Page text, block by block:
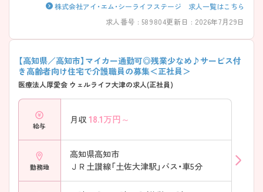
株式会社アイ・エム・シーライフステージ 求人一覧はこちら
求人番号 : 589804更新日 : 2026年7月29日
【高知県／高知市】マイカー通勤可◎残業少なめ♪サービス付
き高齢者向け住宅で介護職員の募集＜正社員＞
医療法人厚愛会 ウェルライフ大津の求人(正社員)
給与
月収 18.1万円～
勤務地
高知県高知市
ＪＲ土讃線「土佐大津駅」バス・車5分